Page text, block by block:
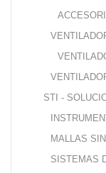
STI -
MALLAS
SISTEMAS